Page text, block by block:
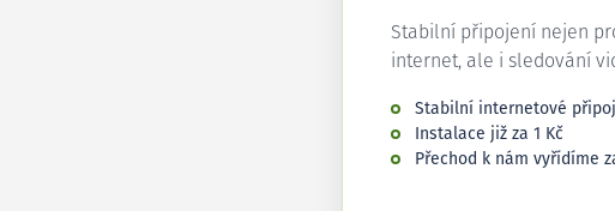
Stabilní připojení nejen
internet, ale i sledování
Stabilní internetové
Instalace již za 1 Kč
Přechod k nám vyřídíme